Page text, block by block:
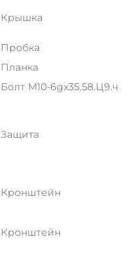
Крышка
Пробка
Планка
Болт М10-6gx35.58.Ц9.ч
Защита
Кронштейн
Кронштейн